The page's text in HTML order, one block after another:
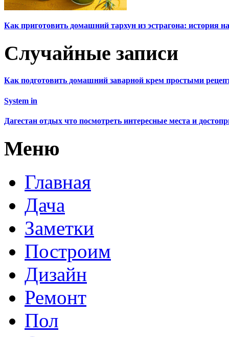
Как приготовить домашний тархун из эстрагона: история
Случайные записи
Как подготовить домашний заварной крем простыми
System in
Дагестан отдых что посмотреть интересные места и
Меню
Главная
Дача
Заметки
Построим
Дизайн
Ремонт
Пол